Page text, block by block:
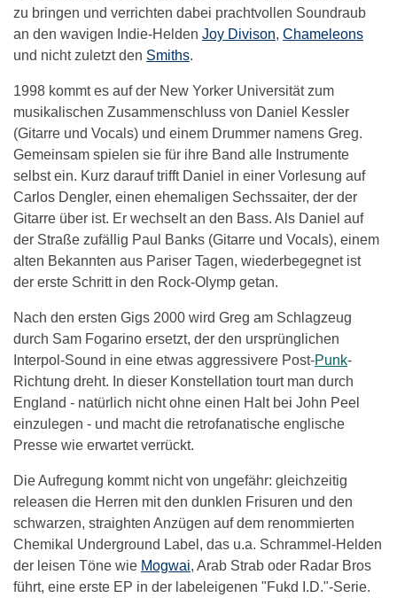
zu bringen und verrichten dabei prachtvollen Soundraub
an den wavigen Indie-Helden Joy Divison, Chameleons
und nicht zuletzt den Smiths.
1998 kommt es auf der New Yorker Universität zum
musikalischen Zusammenschluss von Daniel Kessler
(Gitarre und Vocals) und einem Drummer namens Greg.
Gemeinsam spielen sie für ihre Band alle Instrumente
selbst ein. Kurz darauf trifft Daniel in einer Vorlesung auf
Carlos Dengler, einen ehemaligen Sechssaiter, der der
Gitarre über ist. Er wechselt an den Bass. Als Daniel auf
der Straße zufällig Paul Banks (Gitarre und Vocals), einem
alten Bekannten aus Pariser Tagen, wiederbegegnet ist
der erste Schritt in den Rock-Olymp getan.
Nach den ersten Gigs 2000 wird Greg am Schlagzeug
durch Sam Fogarino ersetzt, der den ursprünglichen
Interpol-Sound in eine etwas aggressivere Post-Punk-
Richtung dreht. In dieser Konstellation tourt man durch
England - natürlich nicht ohne einen Halt bei John Peel
einzulegen - und macht die retrofanatische englische
Presse wie erwartet verrückt.
Die Aufregung kommt nicht von ungefähr: gleichzeitig
releasen die Herren mit den dunklen Frisuren und den
schwarzen, straighten Anzügen auf dem renommierten
Chemikal Underground Label, das u.a. Schrammel-Helden
der leisen Töne wie Mogwai, Arab Strab oder Radar Bros
führt, eine erste EP in der labeleigenen "Fukd I.D."-Serie.